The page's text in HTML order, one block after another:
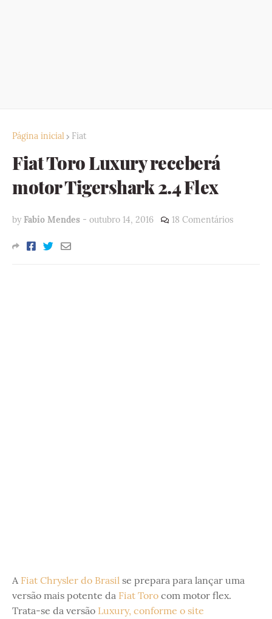
Página inicial Fiat
Fiat Toro Luxury receberá
motor Tigershark 2.4 Flex
by Fabio Mendes - outubro 14, 2016 18 Comentários
A Fiat Chrysler do Brasil se prepara para lançar uma
versão mais potente da Fiat Toro com motor flex.
Trata-se da versão Luxury, conforme o site